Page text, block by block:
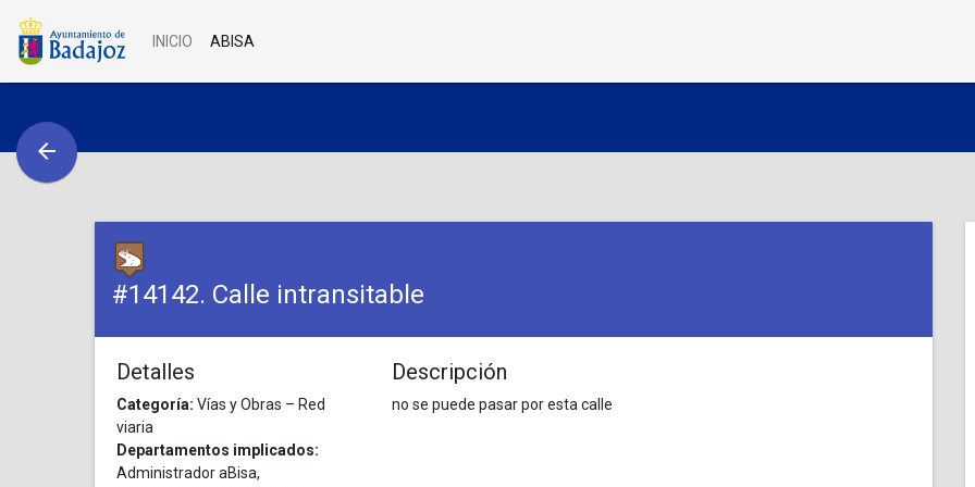
INICIO ABISA
arrow_back
#14142. Calle intransitable
Detalles
Categoría: Vías y Obras – Red
viaria
Departamentos implicados:
Administrador aBisa,
Descripción
no se puede pasar por esta calle